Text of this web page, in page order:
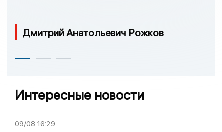
Дмитрий Анатольевич Рожков
Интересные новости
09/08 16:29